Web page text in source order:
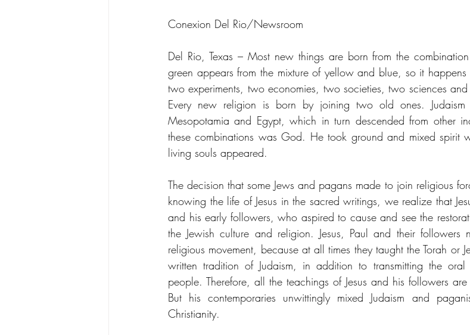
Conexion Del Rio/Newsroom
Del Rio, Texas – Most new things are born from the
green appears from the mixture of yellow and blue, so it
two experiments, two economies, two societies, two sciences
Every new religion is born by joining two old ones.
Mesopotamia and Egypt, which in turn descended from other
these combinations was God. He took ground and mixed spirit
living souls appeared.
The decision that some Jews and pagans made to join religious
knowing the life of Jesus in the sacred writings, we realize that
and his early followers, who aspired to cause and see the
the Jewish culture and religion. Jesus, Paul and their
religious movement, because at all times they taught the Torah or
written tradition of Judaism, in addition to transmitting the oral
people. Therefore, all the teachings of Jesus and his followers
But his contemporaries unwittingly mixed Judaism and
Christianity.